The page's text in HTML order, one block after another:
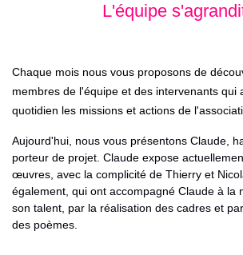
L'équipe
Chaque mois nous vous proposons de
membres de l'équipe et des intervenants qui
quotidien les missions et actions de
Aujourd'hui, nous vous présentons Claude,
porteur de projet. Claude expose
œuvres, avec la complicité de Thierry et
également, qui ont accompagné Claude à la
son talent, par la réalisation des cadres et
des poèmes.